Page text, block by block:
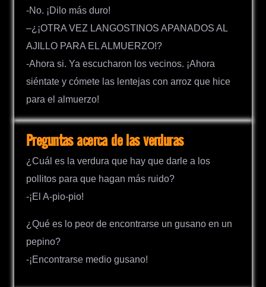
-No. ¡Dilo más duro!
–¿¡OTRA VEZ LANGOSTINOS APANADOS AL
AJILLO PARA EL ALMUERZO!?
-Ahora si. Ya escucharon los vecinos. ¡Ahora
siéntate y cómete las lentejas con arroz que hice
para el almuerzo!
Preguntas acerca de las verduras
¿Cuál es la verdura que hay que darle a los
pollitos para que hagan más ruido?
-¡El A-pio-pio!
¿Qué es lo peor de encontrarse un gusano en un
pepino?
-¡Encontrarse medio gusano!